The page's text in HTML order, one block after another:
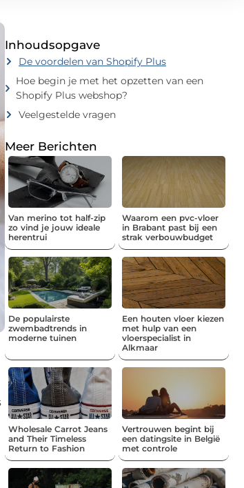
Inhoudsopgave
De voordelen van Shopify Plus
Hoe begin je met het opzetten van een
Shopify Plus webshop?
Veelgestelde vragen
Meer Berichten
Van merino tot half-zip
zo vind je jouw ideale
herentrui
Waarom een pvc-vloer
in Brabant past bij een
strak verbouwbudget
De populairste
zwembadtrends in
moderne tuinen
Een houten vloer kiezen
met hulp van een
vloerspecialist in
Alkmaar
Wholesale Carrot Jeans
and Their Timeless
Return to Fashion
Vertrouwen begint bij
een datingsite in België
met controle